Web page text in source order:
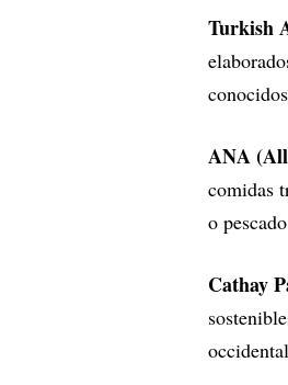
Turkish
ANA
comidas
o
Cathay